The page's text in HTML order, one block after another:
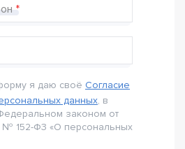
я даю своё Согласие
данных, в
законом от
№ 152-Ф3 «О персональных